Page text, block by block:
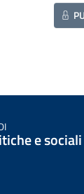
e sociali